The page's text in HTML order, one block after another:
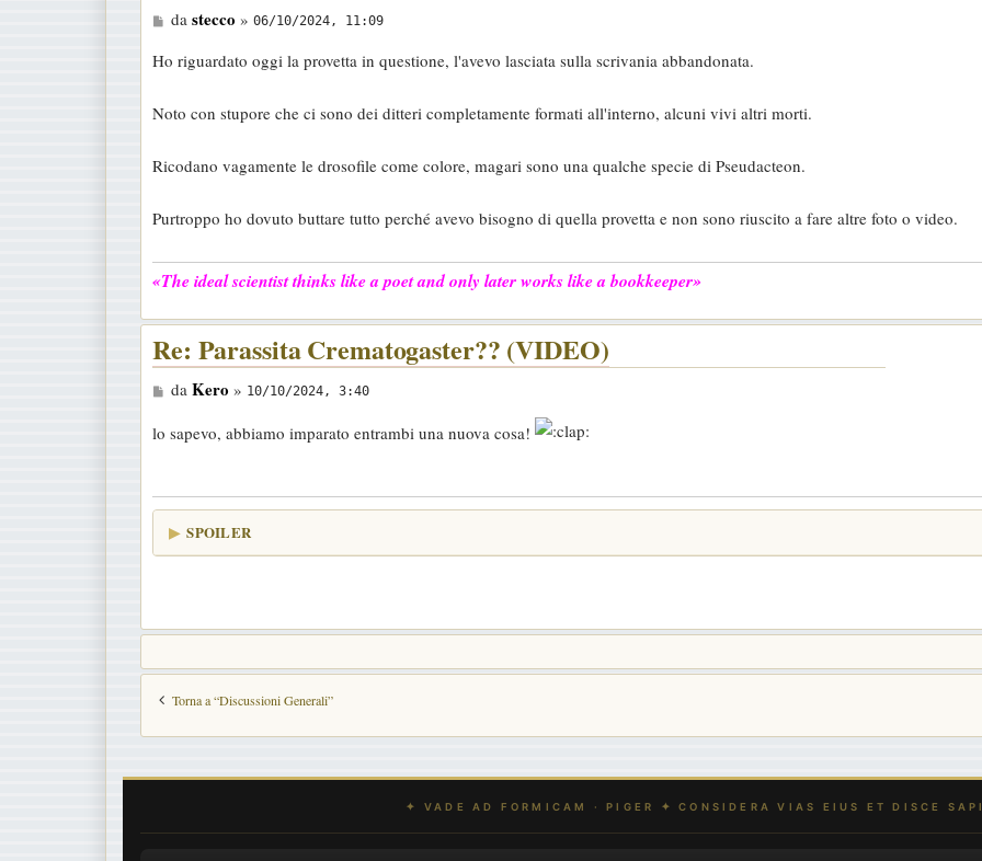
M
s
a
g
o
da stecco » 06/10/2024, 11:09
Ho riguardato oggi la provetta in questione, l'avevo lasciata sulla scrivania abbandonata.
Noto con stupore che ci sono dei ditteri completamente formati all'interno, alcuni vivi altri morti.
Ricodano vagamente le drosofile come colore, magari sono una qualche specie di Pseudacteon.
Purtroppo ho dovuto buttare tutto perché avevo bisogno di quella provetta e non sono riuscito a fare altre foto o video.
«The ideal scientist thinks like a poet and only later works like a bookkeeper»
Re: Parassita Crematogaster?? (VIDEO)
M
s
a
g
da Kero » 10/10/2024, 3:40
lo sapevo, abbiamo imparato entrambi una nuova cosa!
SPOILER
Torna a “Discussioni Generali”